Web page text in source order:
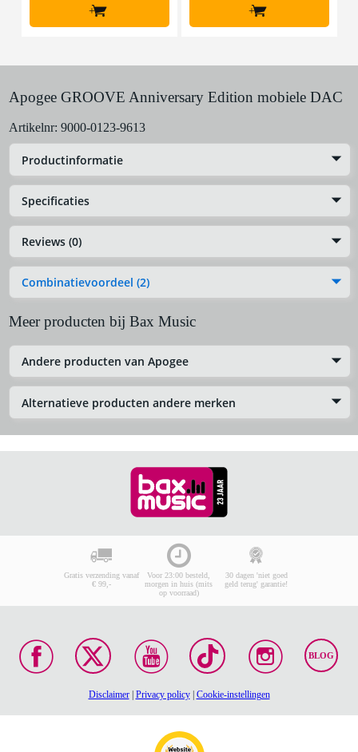
+ +
Apogee GROOVE Anniversary Edition mobiele DAC
Artikelnr: 9000-0123-9613
Productinformatie
Specificaties
Reviews (0)
Combinatievoordeel (2)
Meer producten bij Bax Music
Andere producten van Apogee
Alternatieve producten andere merken
Gratis verzending vanaf
€ 99,-
Voor 23:00 besteld,
morgen in huis (mits
op voorraad)
30 dagen 'niet goed
geld terug' garantie!
BLOG
Disclaimer| Privacy policy| Cookie-instellingen